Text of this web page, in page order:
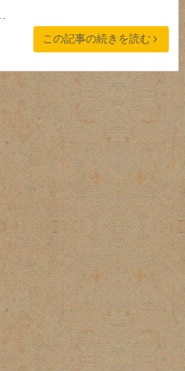
この記事の続きを読む